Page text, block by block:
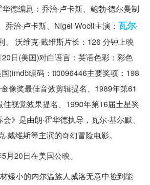
德编剧：乔治·卢卡斯、鲍勃·德尔曼制
乔治·卢卡斯、Nigel Wooll主演： 瓦尔·
、 沃维克·戴维斯片长：126 分钟上映
日(美国)对白语言：英语色彩：彩色
)imdb编码：tt0096446主要奖项：198
像奖最佳音效剪辑提名、1989年第61
佳视觉效果提名、1990年第16届土星奖
》是由朗·霍华德执导，瓦尔·基尔默、
·戴维斯等主演的奇幻冒险电影。
月20日在美国公映。
矮小的内尔温族人威洛无意中捡到能